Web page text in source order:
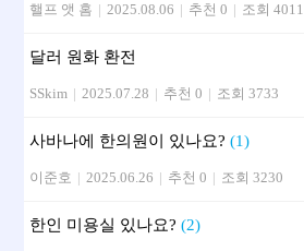
핼프 앳 홈 | 2025.08.06 | 추천 0 | 조회 4011
달러 원화 환전
SSkim | 2025.07.28 | 추천 0 | 조회 3733
사바나에 한의원이 있나요?(1)
이준호 | 2025.06.26 | 추천 0 | 조회 3230
한인 미용실 있나요?(2)